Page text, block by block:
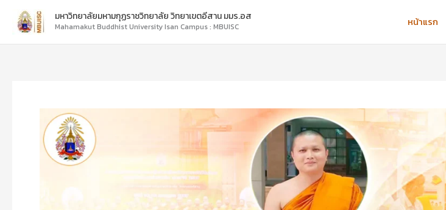
content
มหาวิทยาลัยมหามกุฏราชวิทยาลัย วิทยาเขตอีสาน มมร.อส
Mahamakut Buddhist University Isan Campus : MBUISC หน้าแรก